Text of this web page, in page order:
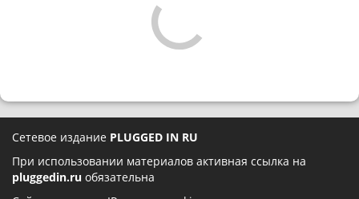
Сетевое издание PLUGGED IN RU
При использовании материалов активная ссылка на
pluggedin.ru обязательна